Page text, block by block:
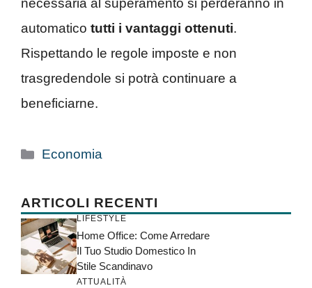
necessaria al superamento si perderanno in
automatico tutti i vantaggi ottenuti.
Rispettando le regole imposte e non
trasgredendole si potrà continuare a
beneficiarne.
Categorie
Economia
ARTICOLI RECENTI
LIFESTYLE
Home Office: Come Arredare
Il Tuo Studio Domestico In
Stile Scandinavo
ATTUALITÀ